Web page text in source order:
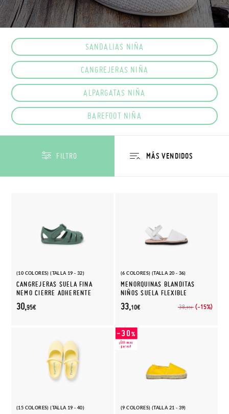
SANDALIAS NIÑA
CANGREJERAS NIÑA
ALPARGATAS NIÑA
BAREFOOT NIÑA
FILTRO
(10 COLORES) (TALLA 19 - 32)
CANGREJERAS SUELA FINA
NEMO CIERRE ADHERENTE
30,95€
(6 COLORES) (TALLA 20 - 36)
MENORQUINAS BLANDITAS
NIÑOS SUELA FLEXIBLE
38,95€ (-15%)
33,10€
(15 COLORES) (TALLA 19 - 40) (9 COLORES) (TALLA 21 - 39)